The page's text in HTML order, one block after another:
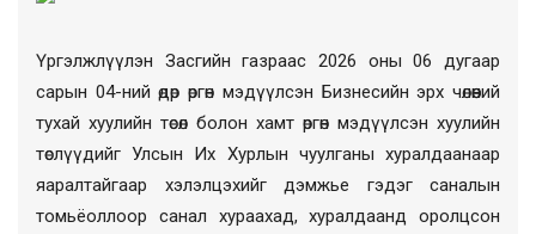
Үргэлжлүүлэн Засгийн газраас 2026 оны 06 дугаар
сарын 04-ний өдөр өргөн мэдүүлсэн Бизнесийн эрх чөлөөний
тухай хуулийн төсөл болон хамт өргөн мэдүүлсэн хуулийн
төслүүдийг Улсын Их Хурлын чуулганы хуралдаанаар
яаралтайгаар хэлэлцэхийг дэмжье гэдэг саналын
томьёоллоор санал хураахад, хуралдаанд оролцсон